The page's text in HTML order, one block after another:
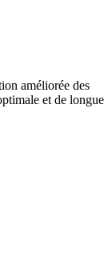
améliorée des
et de longue